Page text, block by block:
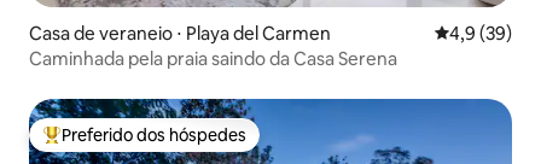
Casa de veraneio ⋅ Playa del Carmen 4,9 de uma
4,9 (39)
Caminhada pela praia saindo da Casa Serena
Entre os melhores preferidos dos hóspedes
Preferido dos hóspedes